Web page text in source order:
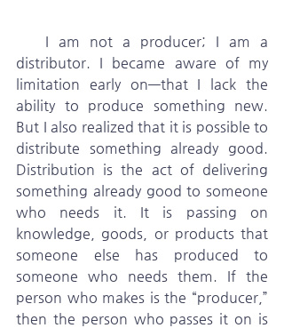
I am not a producer; I am a
distributor. I became aware of my
limitation early on—that I lack the
ability to produce something new.
But I also realized that it is possible to
distribute something already good.
Distribution is the act of delivering
something already good to someone
who needs it. It is passing on
knowledge, goods, or products that
someone else has produced to
someone who needs them. If the
person who makes is the “producer,”
then the person who passes it on is